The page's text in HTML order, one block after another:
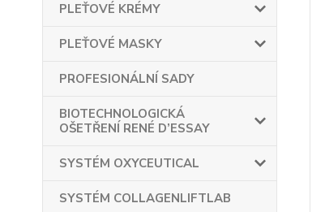
PLEŤOVÉ KRÉMY
PLEŤOVÉ MASKY
PROFESIONÁLNÍ SADY
BIOTECHNOLOGICKÁ
OŠETŘENÍ RENÉ D’ESSAY
SYSTÉM OXYCEUTICAL
SYSTÉM COLLAGENLIFTLAB